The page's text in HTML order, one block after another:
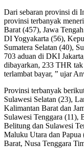
Dari sebaran provinsi di
provinsi terbanyak
Barat (457), Jawa
DI Yogyakarta (56),
Sumatera Selatan (40),
703 aduan di DKI
dibayarkan, 233 THR tak
terlambat bayar, ” ujar
Provinsi terbanyak
Sulawesi Selatan (23),
Kalimantan Barat dan
Sulawesi Tenggara (11),
Belitung dan Sulawesi
Maluku Utara dan Papua
Barat, Nusa Tenggara